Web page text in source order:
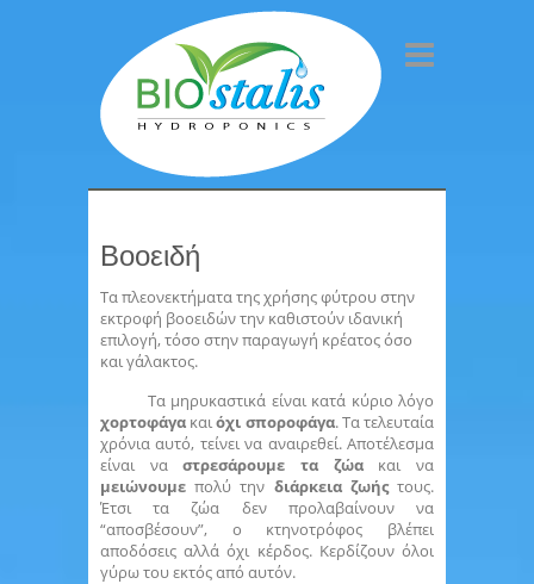
Βοοειδή
Τα πλεονεκτήματα της χρήσης φύτρου στην
εκτροφή βοοειδών την καθιστούν ιδανική
επιλογή, τόσο στην παραγωγή κρέατος όσο
και γάλακτος.
Τα μηρυκαστικά είναι κατά κύριο λόγο
χορτοφάγα καιόχι σποροφάγα. Τα τελευταία
χρόνια αυτό, τείνει να αναιρεθεί. Αποτέλεσμα
είναι ναστρεσάρουμε τα ζώακαι να
μειώνουμε πολύ την διάρκεια ζωήςτους.
Έτσι τα ζώα δεν προλαβαίνουν να
“αποσβέσουν”, ο κτηνοτρόφος βλέπει
αποδόσεις αλλά όχι κέρδος. Κερδίζουν όλοι
γύρω του εκτός από αυτόν.